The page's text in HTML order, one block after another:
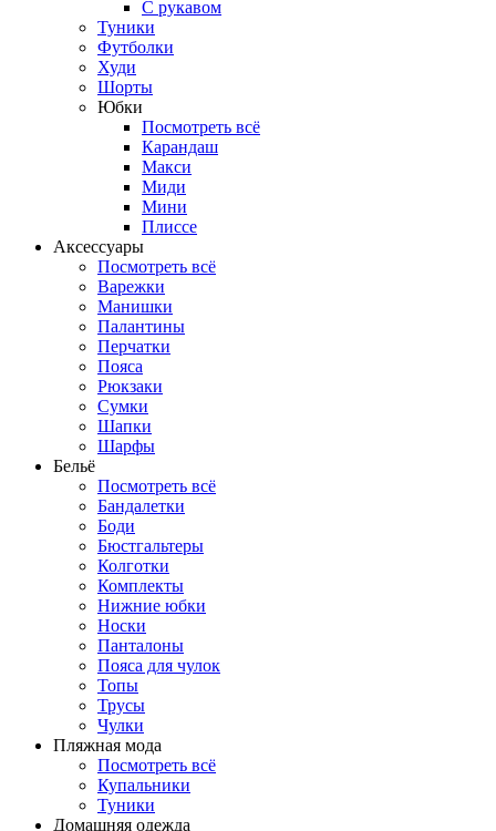
С рукавом
Туники
Футболки
Худи
Шорты
Юбки
Посмотреть всё
Карандаш
Макси
Миди
Мини
Плиссе
Аксессуары
Посмотреть всё
Варежки
Манишки
Палантины
Перчатки
Пояса
Рюкзаки
Сумки
Шапки
Шарфы
Бельё
Посмотреть всё
Бандалетки
Боди
Бюстгальтеры
Колготки
Комплекты
Нижние юбки
Носки
Панталоны
Поясa для чулок
Топы
Трусы
Чулки
Пляжная мода
Посмотреть всё
Купальники
Туники
Домашняя одежда